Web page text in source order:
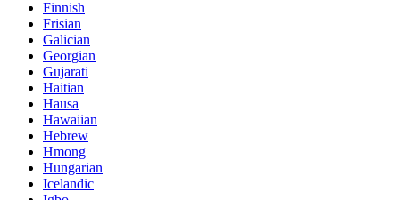
Finnish
Frisian
Galician
Georgian
Gujarati
Haitian
Hausa
Hawaiian
Hebrew
Hmong
Hungarian
Icelandic